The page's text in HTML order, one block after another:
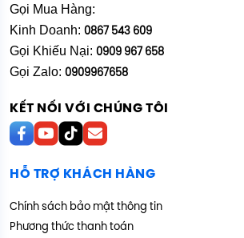
Gọi Mua Hàng:
Kinh Doanh: 0867 543 609
Gọi Khiếu Nại: 0909 967 658
Gọi Zalo: 0909967658
KẾT NỐI VỚI CHÚNG TÔI
HỖ TRỢ KHÁCH HÀNG
Chính sách bảo mật thông tin
Phương thức thanh toán